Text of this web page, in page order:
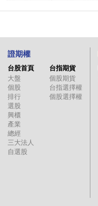
證期權
台股首頁
大盤
個股
排行
選股
興櫃
產業
總經
三大法人
自選股
台指期貨
個股期貨
台指選擇權
個股選擇權